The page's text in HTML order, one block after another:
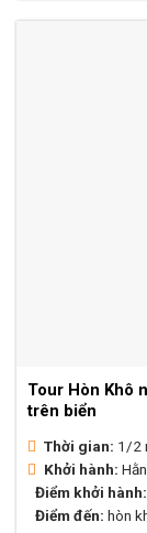
Tour Hòn Khô
trên biển
Thời gian: 1/2
Khởi hành:
Điểm khởi hành:
Điểm đến: hòn